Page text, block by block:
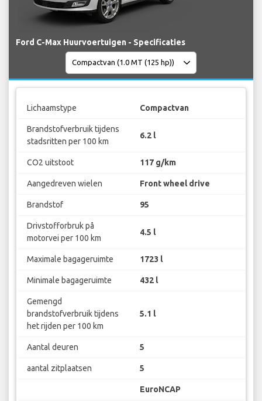
Ford C-Max Huurvoertuigen - Specificaties
Lichaamstype Compactvan
Brandstofverbruik tijdens
stadsritten per 100 km
6.2 l
CO2 uitstoot 117 g/km
Aangedreven wielen Front wheel drive
Brandstof 95
Drivstofforbruk på
motorvei per 100 km
4.5 l
Maximale bagageruimte 1723 l
Minimale bagageruimte 432 l
Gemengd
brandstofverbruik tijdens
het rijden per 100 km
5.1 l
Aantal deuren 5
aantal zitplaatsen 5
EuroNCAP